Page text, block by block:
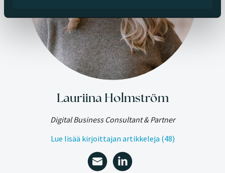
Lauriina Holmström
Digital Business Consultant & Partner
Lue lisää kirjoittajan artikkeleja (48)